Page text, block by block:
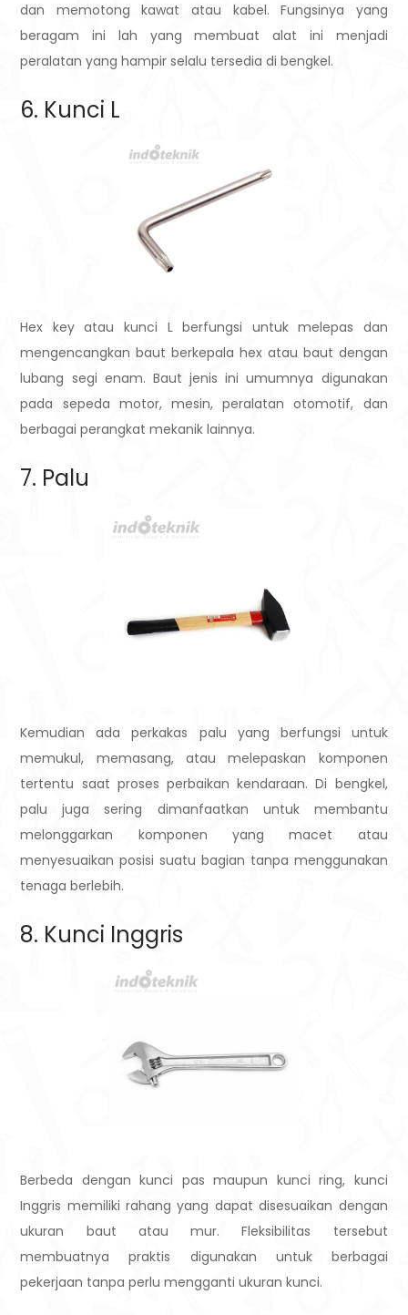
dan memotong kawat atau kabel. Fungsinya yang
beragam ini lah yang membuat alat ini menjadi
peralatan yang hampir selalu tersedia di bengkel.
6. Kunci L
Hex key atau kunci L berfungsi untuk melepas dan
mengencangkan baut berkepala hex atau baut dengan
lubang segi enam. Baut jenis ini umumnya digunakan
pada sepeda motor, mesin, peralatan otomotif, dan
berbagai perangkat mekanik lainnya.
7. Palu
Kemudian ada perkakas palu yang berfungsi untuk
memukul, memasang, atau melepaskan komponen
tertentu saat proses perbaikan kendaraan. Di bengkel,
palu juga sering dimanfaatkan untuk membantu
melonggarkan komponen yang macet atau
menyesuaikan posisi suatu bagian tanpa menggunakan
tenaga berlebih.
8. Kunci Inggris
Berbeda dengan kunci pas maupun kunci ring, kunci
Inggris memiliki rahang yang dapat disesuaikan dengan
ukuran baut atau mur. Fleksibilitas tersebut
membuatnya praktis digunakan untuk berbagai
pekerjaan tanpa perlu mengganti ukuran kunci.